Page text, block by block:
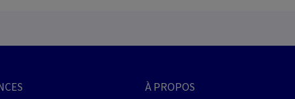
À PROPOS